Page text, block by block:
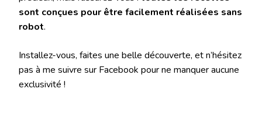
sont conçues pour être facilement réalisées sans
robot.
Installez-vous, faites une belle découverte, et n’hésitez
pas à me suivre sur Facebook pour ne manquer aucune
exclusivité !